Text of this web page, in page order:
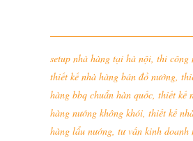
setup nhà hàng tại hà nội, thi công
thiết kế nhà hàng bán đồ nướng,
hàng bbq chuẩn hàn quốc, thiết kế
hàng nướng không khói, thiết kế
hàng lẩu nướng, tư vấn kinh doanh